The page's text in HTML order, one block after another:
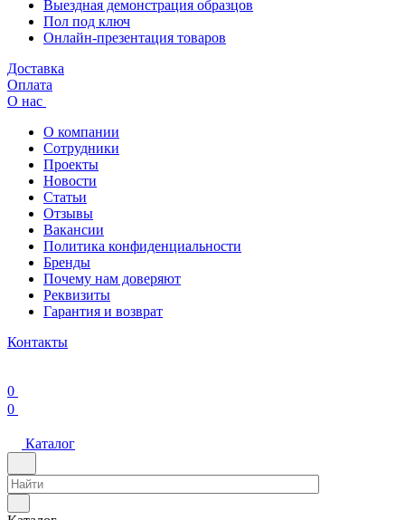
Выездная демонстрация образцов
Пол под ключ
Онлайн-презентация товаров
Доставка
Оплата
О нас
О компании
Сотрудники
Проекты
Новости
Статьи
Отзывы
Вакансии
Политика конфиденциальности
Бренды
Почему нам доверяют
Реквизиты
Гарантия и возврат
Контакты
0
0
Каталог